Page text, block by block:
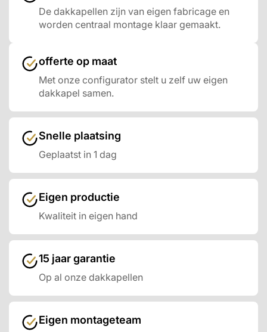
De dakkapellen zijn van eigen fabricage en
worden centraal montage klaar gemaakt.
offerte op maat
Met onze configurator stelt u zelf uw eigen
dakkapel samen.
Snelle plaatsing
Geplaatst in 1 dag
Eigen productie
Kwaliteit in eigen hand
15 jaar garantie
Op al onze dakkapellen
Eigen montageteam